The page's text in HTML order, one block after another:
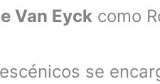
Van Eyck como
se